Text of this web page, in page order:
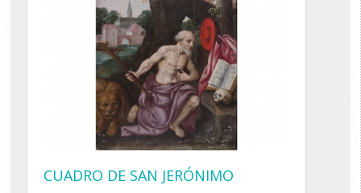
CUADRO DE SAN JERÓNIMO